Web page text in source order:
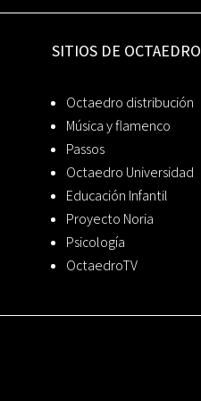
SITIOS DE OCTAEDRO
Octaedro distribución
Música y flamenco
Passos
Octaedro Universidad
Educación Infantil
Proyecto Noria
Psicología
OctaedroTV